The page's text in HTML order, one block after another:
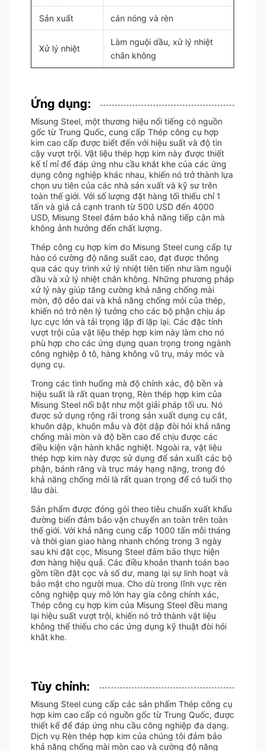
Sản xuất cán nóng và rèn
Xử lý nhiệt
Làm nguội dầu, xử lý nhiệt
chân không
Ứng dụng:
Misung Steel, một thương hiệu nổi tiếng có nguồn
gốc từ Trung Quốc, cung cấp Thép công cụ hợp
kim cao cấp được biết đến với hiệu suất và độ tin
cậy vượt trội. Vật liệu thép hợp kim này được thiết
kế tỉ mỉ để đáp ứng nhu cầu khắt khe của các ứng
dụng công nghiệp khác nhau, khiến nó trở thành lựa
chọn ưu tiên của các nhà sản xuất và kỹ sư trên
toàn thế giới. Với số lượng đặt hàng tối thiểu chỉ 1
tấn và giá cả cạnh tranh từ 500 USD đến 4000
USD, Misung Steel đảm bảo khả năng tiếp cận mà
không ảnh hưởng đến chất lượng.
Thép công cụ hợp kim do Misung Steel cung cấp tự
hào có cường độ năng suất cao, đạt được thông
qua các quy trình xử lý nhiệt tiên tiến như làm nguội
dầu và xử lý nhiệt chân không. Những phương pháp
xử lý này giúp tăng cường khả năng chống mài
mòn, độ dẻo dai và khả năng chống mỏi của thép,
khiến nó trở nên lý tưởng cho các bộ phận chịu áp
lực cực lớn và tải trọng lặp đi lặp lại. Các đặc tính
vượt trội của vật liệu thép hợp kim này làm cho nó
phù hợp cho các ứng dụng quan trọng trong ngành
công nghiệp ô tô, hàng không vũ trụ, máy móc và
dụng cụ.
Trong các tình huống mà độ chính xác, độ bền và
hiệu suất là rất quan trọng, Rèn thép hợp kim của
Misung Steel nổi bật như một giải pháp tối ưu. Nó
được sử dụng rộng rãi trong sản xuất dụng cụ cắt,
khuôn dập, khuôn mẫu và đột dập đòi hỏi khả năng
chống mài mòn và độ bền cao để chịu được các
điều kiện vận hành khắc nghiệt. Ngoài ra, vật liệu
thép hợp kim này được sử dụng để sản xuất các bộ
phận, bánh răng và trục máy hạng nặng, trong đó
khả năng chống mỏi là rất quan trọng để có tuổi thọ
lâu dài.
Sản phẩm được đóng gói theo tiêu chuẩn xuất khẩu
đường biển đảm bảo vận chuyển an toàn trên toàn
thế giới. Với khả năng cung cấp 1000 tấn mỗi tháng
và thời gian giao hàng nhanh chóng trong 3 ngày
sau khi đặt cọc, Misung Steel đảm bảo thực hiện
đơn hàng hiệu quả. Các điều khoản thanh toán bao
gồm tiền đặt cọc và số dư, mang lại sự linh hoạt và
bảo mật cho người mua. Cho dù trong lĩnh vực rèn
công nghiệp quy mô lớn hay gia công chính xác,
Thép công cụ hợp kim của Misung Steel đều mang
lại hiệu suất vượt trội, khiến nó trở thành vật liệu
không thể thiếu cho các ứng dụng kỹ thuật đòi hỏi
khắt khe.
Tùy chỉnh:
Misung Steel cung cấp các sản phẩm Thép công cụ
hợp kim cao cấp có nguồn gốc từ Trung Quốc, được
thiết kế để đáp ứng nhu cầu công nghiệp đa dạng.
Dịch vụ Rèn thép hợp kim của chúng tôi đảm bảo
khả năng chống mài mòn cao và cường độ năng